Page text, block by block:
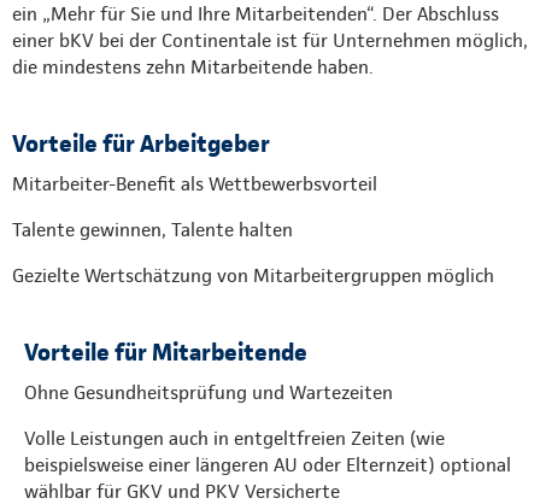
ein „Mehr für Sie und Ihre Mitarbeitenden“. Der Abschluss
einer bKV bei der Continentale ist für Unternehmen möglich,
die mindestens zehn Mitarbeitende haben.
Vorteile für Arbeitgeber
Mitarbeiter-Benefit als Wettbewerbsvorteil
Talente gewinnen, Talente halten
Gezielte Wertschätzung von Mitarbeitergruppen möglich
Vorteile für Mitarbeitende
Ohne Gesundheitsprüfung und Wartezeiten
Volle Leistungen auch in entgeltfreien Zeiten (wie
beispielsweise einer längeren AU oder Elternzeit) optional
wählbar für GKV und PKV Versicherte